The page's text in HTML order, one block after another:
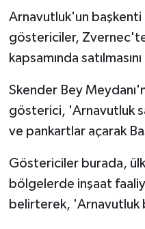
Arnavutluk'un
göstericiler,
kapsamında
Skender Bey
gösterici, 'Arnavutluk
ve pankartlar açarak
Göstericiler burada,
bölgelerde inşaat
belirterek, 'Arnavutluk